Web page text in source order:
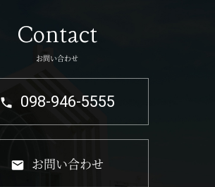
Contact
お問い合わせ
098-946-5555
お問い合わせ